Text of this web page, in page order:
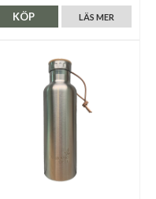
LÄS MER
KÖP